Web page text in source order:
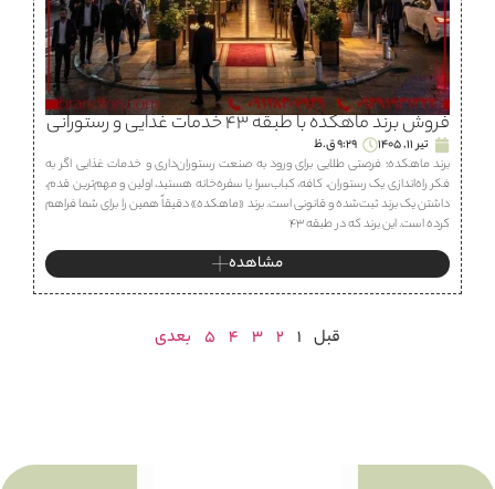
فروش برند ماهكده با طبقه ۴۳ خدمات غذایی و رستورانی
تیر 11, 1405
9:29 ق.ظ
برند ماهكده؛ فرصتی طلایی برای ورود به صنعت رستوران‌داری و خدمات غذایی اگر به
فکر راه‌اندازی یک رستوران، كافه، كباب‌سرا یا سفره‌خانه هستید، اولین و مهم‌ترین قدم،
داشتن یک برند ثبت‌شده و قانونی است. برند «ماهكده» دقیقاً همین را برای شما فراهم
کرده است. این برند که در طبقه ۴۳
مشاهده
قبل 1
2
3
4
5 بعدی